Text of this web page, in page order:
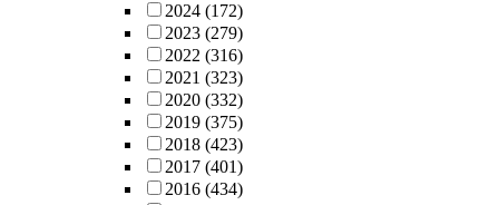
2024 (172)
2023 (279)
2022 (316)
2021 (323)
2020 (332)
2019 (375)
2018 (423)
2017 (401)
2016 (434)